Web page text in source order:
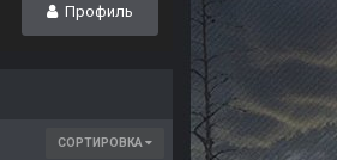
Профиль
СОРТИРОВКА